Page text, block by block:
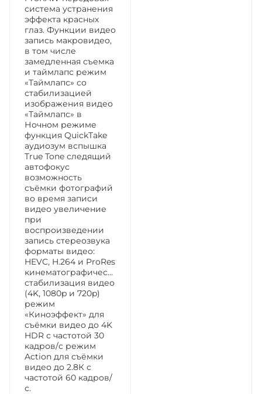
система устранения
эффекта красных
глаз. Функции видео
запись макровидео,
в том числе
замедленная съемка
и таймлапс режим
«Таймлапс» со
стабилизацией
изображения видео
«Таймлапс» в
Ночном режиме
функция QuickTake
аудиозум вспышка
True Tone следящий
автофокус
возможность
съёмки фотографий
во время записи
видео увеличение
при
воспроизведении
запись стереозвука
форматы видео:
HEVC, H.264 и ProRes
кинематографическая
стабилизация видео
(4K, 1080p и 720p)
режим
«Киноэффект» для
съёмки видео до 4K
HDR с частотой 30
кадров/с режим
Action для съёмки
видео до 2.8К с
частотой 60 кадров/
с.